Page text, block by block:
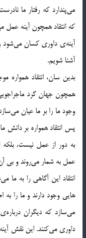
می‌پندارد که رفتار ما
که انتقاد همچون آینه عمل
آینه‌ی داوری کسان می‌شود
آشنا شویم.
بدین سان، انتقاد
همچون جهان گرد
وجود ما را بر ما عیان
پس انتقاد همواره بر دانش
به دور از عمل نیست،
عمل به شمار می‌روند و
انتقاد این آگاهی را به ما
هایی وجود دارند و ما را به
می‌سازد که دیگران
داوری می‌کنند. این نقش